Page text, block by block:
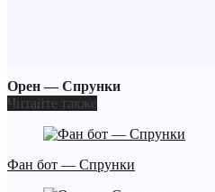
Орен — Спрунки
Читайте также
Фан бот — Спрунки